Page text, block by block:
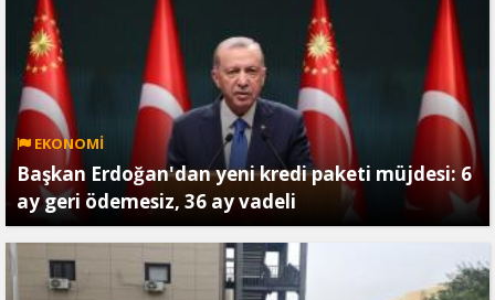
EKONOMİ
Başkan Erdoğan'dan yeni kredi paketi müjdesi: 6
ay geri ödemesiz, 36 ay vadeli